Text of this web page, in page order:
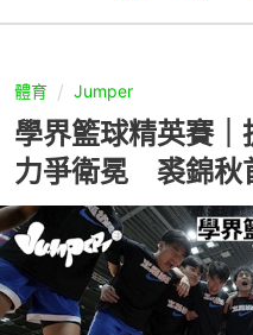
體育 Jumper
學界籃球精英賽
力爭衛冕 裘錦秋